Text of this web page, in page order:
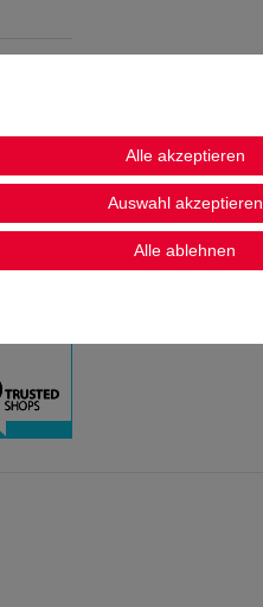
Alle akzeptieren
Auswahl akzeptieren
Alle ablehnen